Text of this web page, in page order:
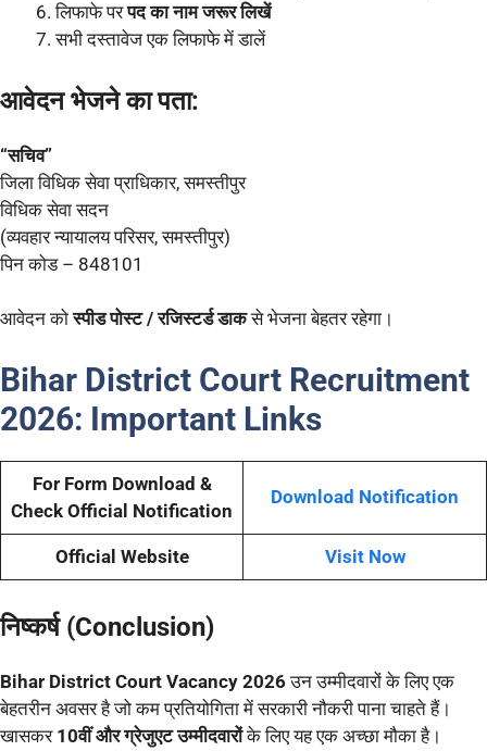
लिफाफे परपद का नाम जरूर लिखें
सभी दस्तावेज एक लिफाफे में डालें
आवेदन भेजने का पता:
“सचिव”
जिला विधिक सेवा प्राधिकार, समस्तीपुर
विधिक सेवा सदन
(व्यवहार न्यायालय परिसर, समस्तीपुर)
पिन कोड – 848101
आवेदन कोस्पीड पोस्ट / रजिस्टर्ड डाकसे भेजना बेहतर रहेगा।
Bihar District Court Recruitment
2026: Important Links
For Form Download &
Check Official Notification
Download Notification
Official Website Visit Now
निष्कर्ष (Conclusion)
Bihar District Court Vacancy 2026उन उम्मीदवारों के लिए एक
बेहतरीन अवसर है जो कम प्रतियोगिता में सरकारी नौकरी पाना चाहते हैं।
खासकर 10वीं और ग्रेजुएट उम्मीदवारोंके लिए यह एक अच्छा मौका है।